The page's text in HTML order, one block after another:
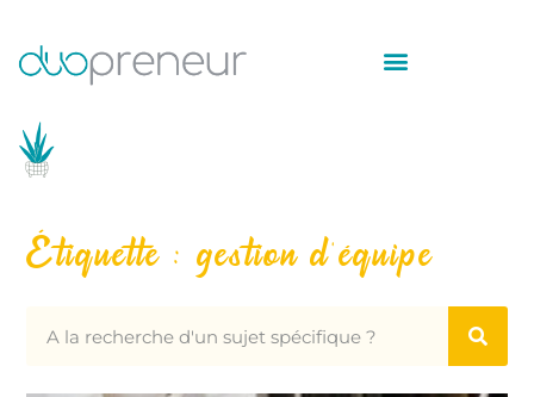
Étiquette : gestion d'équipe